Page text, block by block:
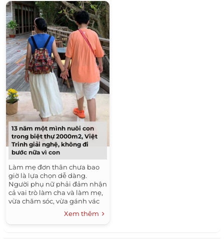
13 năm một mình nuôi con
trong biệt thự 2000m2, Việt
Trinh giải nghệ, không đi
bước nữa vì con
Làm mẹ đơn thân chưa bao
giờ là lựa chọn dễ dàng.
Người phụ nữ phải đảm nhận
cả vai trò làm cha và làm mẹ,
vừa chăm sóc, vừa gánh vác
kinh tế nuôi con. Việt Trinh
chính là một người...
Xem thêm